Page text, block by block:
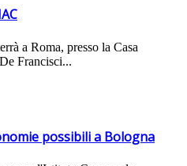
a Roma, presso la Casa
Francisci...
possibili a Bologna